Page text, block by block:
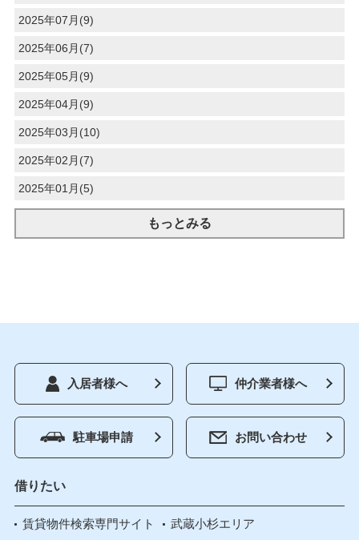
2025年07月(9)
2025年06月(7)
2025年05月(9)
2025年04月(9)
2025年03月(10)
2025年02月(7)
2025年01月(5)
もっとみる
入居者様へ 仲介業者様へ
駐車場申請 お問い合わせ
借りたい
賃貸物件検索専門サイト 武蔵小杉エリア